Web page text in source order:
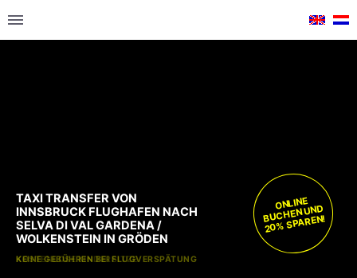
KOSTENLOSE KINDERSITZE
KEINE GEBÜHREN BEI FLUGVERSPÄTUNG
TAXI TRANSFER VON
INNSBRUCK FLUGHAFEN NACH
SELVA DI VAL GARDENA /
WOLKENSTEIN IN GRÖDEN
ONLINE
BUCHEN UND
20% SPAREN!